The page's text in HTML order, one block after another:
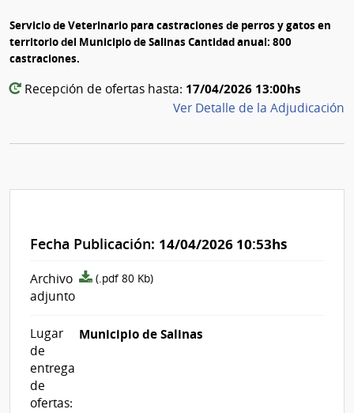
Servicio de Veterinario para castraciones de perros y gatos en
territorio del Municipio de Salinas Cantidad anual: 800
castraciones.
Recepción de ofertas hasta: 17/04/2026 13:00hs
Ver Detalle de la Adjudicación
Fecha Publicación: 14/04/2026 10:53hs
Archivo
adjunto
archivo
(.pdf 80 Kb)
Lugar
de
entrega
de
ofertas:
Municipio de Salinas